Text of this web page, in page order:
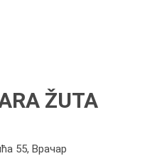
ŽUTA
55, Врачар